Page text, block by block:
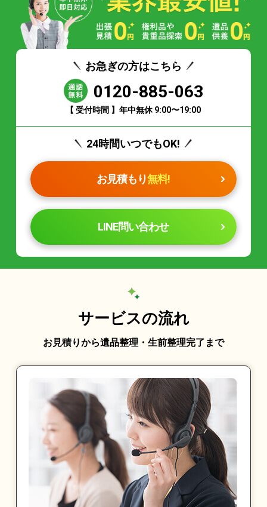
お急ぎの方はこちら
0120-885-063
【 受付時間 】年中無休 9:00〜19:00
24時間いつでもOK!
お見積もり無料!
LINE問い合わせ
サービスの流れ
お見積りから遺品整理・生前整理完了まで